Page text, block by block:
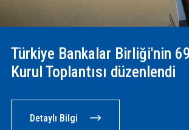
Türkiye Bankalar Birliği'nin
Kurul Toplantısı düzenlendi
Detaylı Bilgi